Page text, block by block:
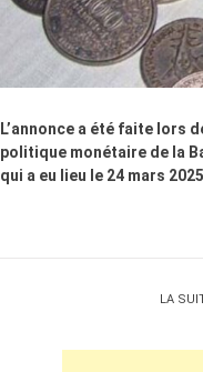
L’annonce a été faite lors
politique monétaire de la
qui a eu lieu le 24 mars
LA